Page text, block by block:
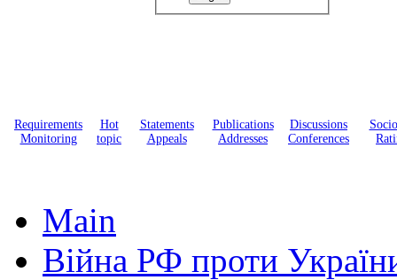
Requirements
Monitoring
Hot
topic
Statements
Appeals
Publications
Addresses
Discussions
Conferences
Main
Війна РФ проти